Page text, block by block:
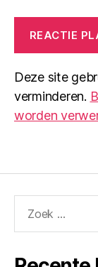
Deze site
verminderen.
worden
naar: